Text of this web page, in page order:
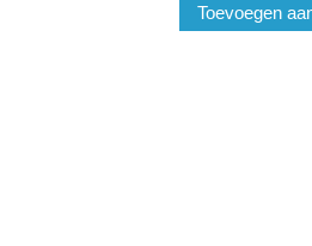
Toevoegen